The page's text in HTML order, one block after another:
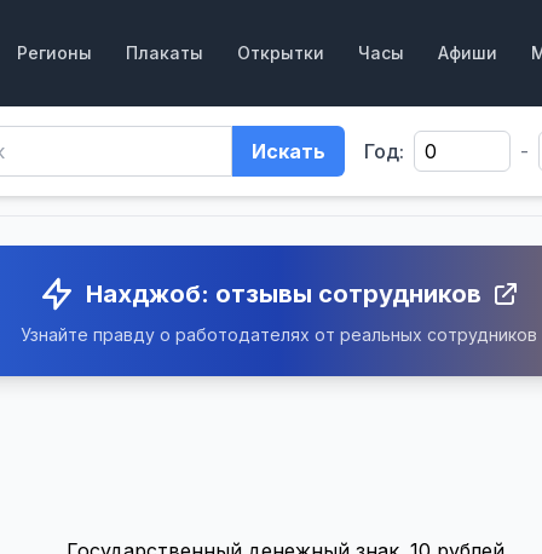
Регионы Плакаты Открытки Часы Афиши
Искать Год: -
Нахджоб: отзывы сотрудников
Узнайте правду о работодателях от реальных сотрудников